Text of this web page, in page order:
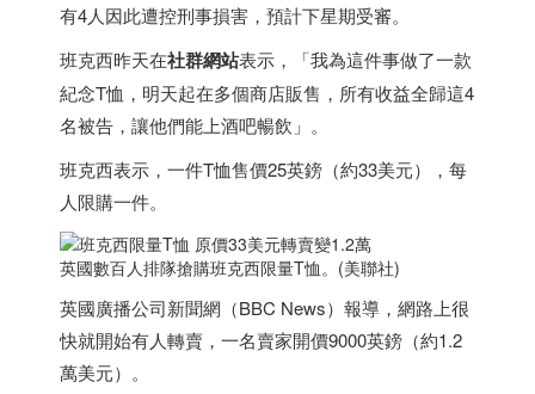
有4人因此遭控刑事損害，預計下星期受審。
班克西昨天在社群網站表示，「我為這件事做了一款
紀念T恤，明天起在多個商店販售，所有收益全歸這4
名被告，讓他們能上酒吧暢飲」。
班克西表示，一件T恤售價25英鎊（約33美元），每
人限購一件。
英國數百人排隊搶購班克西限量T恤。(美聯社)
英國廣播公司新聞網（BBC News）報導，網路上很
快就開始有人轉賣，一名賣家開價9000英鎊（約1.2
萬美元）。